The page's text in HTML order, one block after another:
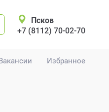
Избранное
Псков
+7 (8112) 70-02-70